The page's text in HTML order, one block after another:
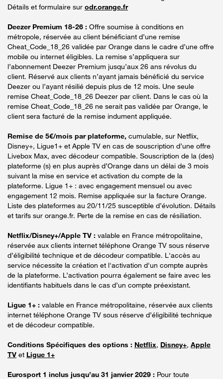
Détails et formulaire sur odr.orange.fr
Deezer Premium 18-26 : Offre soumise à conditions en
métropole, réservée au client bénéficiant d’une remise
Cheat_Code_18_26 validée par Orange dans le cadre d’une offre
mobile ou internet éligibles. La remise s’appliquera sur
l’abonnement Deezer Premium jusqu’aux 26 ans révolus du
client. Réservé aux clients n’ayant jamais bénéficié du service
Deezer ou l’ayant résilié depuis plus de 12 mois. Une seule
remise Cheat_Code_18_26 Deezer par client. Dans le cas où la
remise Cheat_Code_18_26 ne serait pas validée par Orange, le
client sera facturé de la remise indument appliquée.
Remise de 5€/mois par plateforme, cumulable, sur Netflix,
Disney+, Ligue1+ et Apple TV en cas de souscription d’une offre
Livebox Max, avec décodeur compatible. Souscription de la (des)
plateforme (s) en plus auprès d’Orange dans un délai de 3 mois
suivant la mise en service et activation du compte de la
plateforme. Ligue 1+ : avec engagement mensuel ou avec
engagement 12 mois. Remise appliquée sur la facture Orange.
Liste des plateformes au 20/11/25 susceptible d’évolution. Détails
et tarifs sur orange.fr. Perte de la remise en cas de résiliation.
Netflix/Disney+/Apple TV : valable en France métropolitaine,
réservée aux clients internet téléphone Orange TV sous réserve
d’éligibilité technique et de décodeur compatible. L'accès au
service nécessite la création et l'activation d'un compte auprès
de la plateforme. L’activation pourra également se faire avec les
identifiants habituels dans le cas d’un compte préexistant.
Ligue 1+ : valable en France métropolitaine, réservée aux clients
internet téléphone Orange TV sous réserve d’éligibilité technique
et de décodeur compatible.
Conditions Spécifiques des options : Netflix, Disney+, Apple
TV et Ligue 1+
Eurosport 1 inclus jusqu’au 31 janvier 2029 : Pour toute